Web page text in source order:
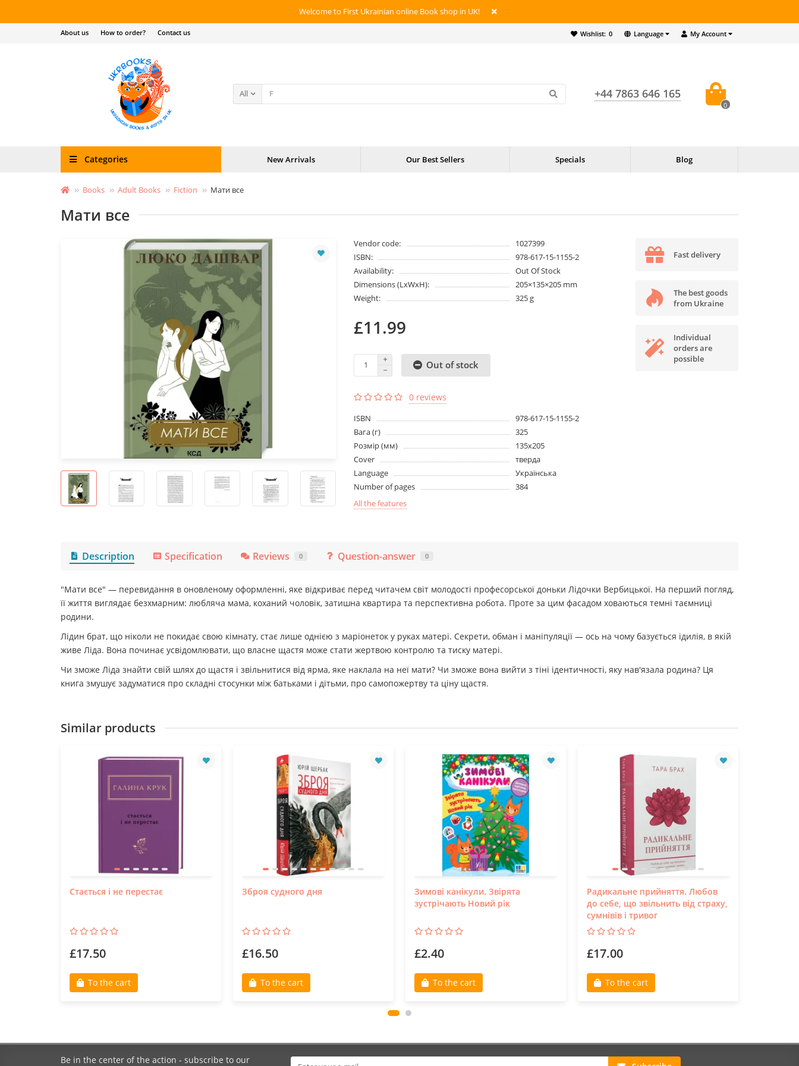
Welcome to First Ukrainian online Book shop in UK!
My Account
Language
Wishlist: 0
About us How to order? Contact us
All +44 7863 646 165
0
Categories New Arrivals Our Best Sellers Specials Blog
Books Adult Books Fiction Мати все
Мати все
Vendor code:
1027399
ISBN:
978-617-15-1155-2
Availability:
Out Of Stock
Dimensions (LxWxH):
205×135×205 mm
Weight:
325 g
£11.99
Out of stock
0 reviews
ISBN
978-617-15-1155-2
Вага (г)
325
Розмір (мм)
135х205
Cover
тверда
Language
Українська
Number of pages
384
All the features
Fast delivery
The best goods
from Ukraine
Individual
orders are
possible
Description Specification Reviews 0 Question-answer 0
"Мати все" — перевидання в оновленому оформленні, яке відкриває перед читачем світ молодості професорської доньки Лідочки Вербицької. На перший погляд,
її життя виглядає безхмарним: любляча мама, коханий чоловік, затишна квартира та перспективна робота. Проте за цим фасадом ховаються темні таємниці
родини.
Лідин брат, що ніколи не покидає свою кімнату, стає лише однією з маріонеток у руках матері. Секрети, обман і маніпуляції — ось на чому базується ідилія, в якій
живе Ліда. Вона починає усвідомлювати, що власне щастя може стати жертвою контролю та тиску матері.
Чи зможе Ліда знайти свій шлях до щастя і звільнитися від ярма, яке наклала на неї мати? Чи зможе вона вийти з тіні ідентичності, яку нав'язала родина? Ця
книга змушує задуматися про складні стосунки між батьками і дітьми, про самопожертву та ціну щастя.
Similar products
Стається і не перестає
£17.50
To the cart
Зброя судного дня
£16.50
To the cart
Зимові канікули. Звірята
зустрічають Новий рік
£2.40
To the cart
Радикальне прийняття. Любов
до себе, що звільнить від страху,
сумнівів і тривог
£17.00
To the cart
Be in the center of the action - subscribe to our